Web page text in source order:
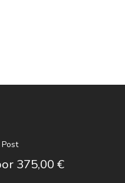
375,00 €